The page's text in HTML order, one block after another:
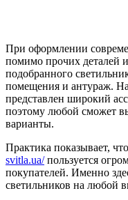
При оформлении
помимо прочих деталей
подобранного
помещения и антураж.
представлен широкий
поэтому любой сможет
варианты.
Практика показывает,
svitla.ua/пользуется
покупателей. Именно
светильников на любой